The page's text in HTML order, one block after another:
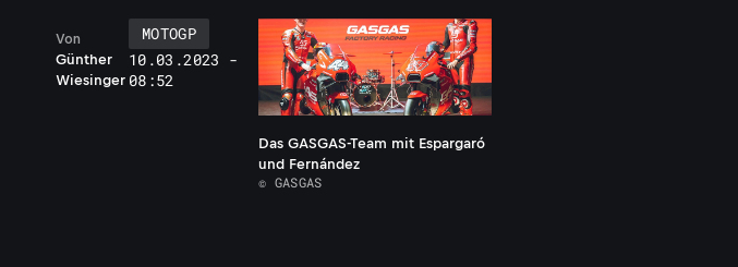
Günther
Wiesinger
Von
MOTOGP
10.03.2023 -
08:52
Das GASGAS-Team mit Espargaró
und Fernández
© GASGAS